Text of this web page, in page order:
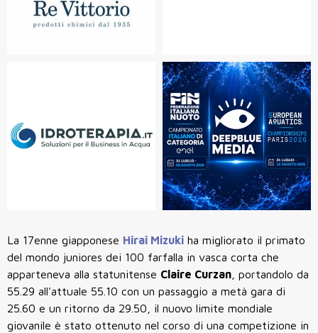
La 17enne giapponese Hirai Mizuki ha migliorato il primato
del mondo juniores dei 100 farfalla in vasca corta che
apparteneva alla statunitense Claire Curzan , portandolo da
55.29 all'attuale 55.10 con un passaggio a metà gara di
25.60 e un ritorno da 29.50, il nuovo limite mondiale
giovanile è stato ottenuto nel corso di una competizione in